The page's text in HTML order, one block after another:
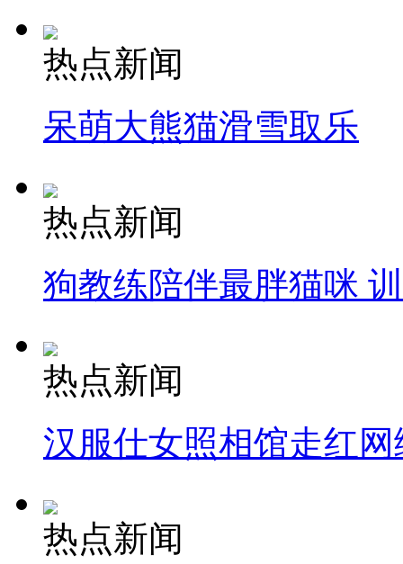
热点新闻
呆萌大熊猫滑雪取乐
热点新闻
狗教练陪伴最胖猫咪
热点新闻
汉服仕女照相馆走红网
热点新闻